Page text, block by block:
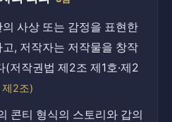
사상 또는 감정을 표현한
, 저작자는 저작물을 창작
(저작권법 제2조 제1호·제2
2조)
콘티 형식의 스토리와 갑의